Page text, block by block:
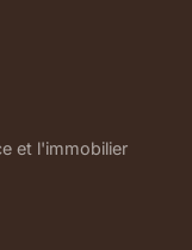
et l'immobilier